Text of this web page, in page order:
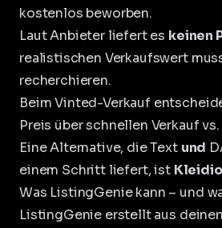
kostenlos beworben.
Laut Anbieter liefert es keinen
realistischen Verkaufswert
recherchieren.
Beim Vinted-Verkauf
Preis über schnellen Verkauf
Eine Alternative, die Text und
einem Schritt liefert, ist Kleidio
Was ListingGenie kann – und
ListingGenie erstellt aus